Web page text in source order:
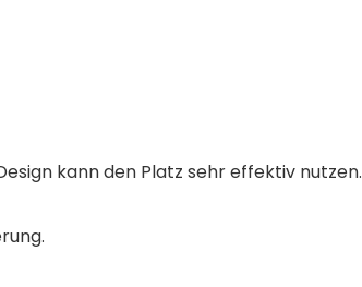
kann den Platz sehr effektiv nutzen.